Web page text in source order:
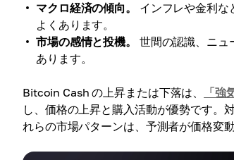
マクロ経済の傾向。
インフレや金利な
よくあります。
市場の感情と投機。
世間の認識、ニュ
あります。
Bitcoin Cash の上昇または下落は、 「強
し、価格の上昇と購入活動が優勢です。
れらの市場パターンは、予測者が価格変